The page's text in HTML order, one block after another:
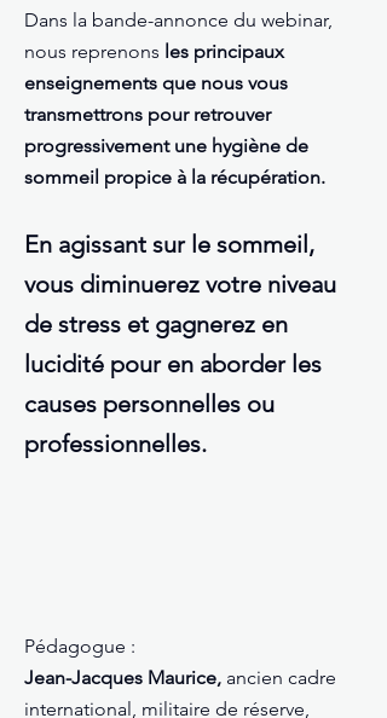
Dans la bande-annonce du webinar,
nous reprenons les principaux
enseignements que nous vous
transmettrons pour retrouver
progressivement une hygiène de
sommeil propice à la récupération.
En agissant sur le sommeil,
vous diminuerez votre niveau
de stress et gagnerez en
lucidité pour en aborder les
causes personnelles ou
professionnelles.
Pédagogue :
Jean-Jacques Maurice, ancien cadre
international, militaire de réserve,